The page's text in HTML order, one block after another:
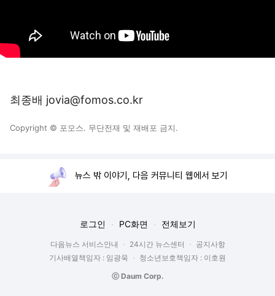
최종배 jovia@fomos.co.kr
Copyright © 포모스. 무단전재 및 재배포 금지.
뉴스 밖 이야기, 다음 커뮤니티 웹에서 보기
로그인 PC화면 전체보기
다음뉴스 서비스안내 24시간 뉴스센터
공지사항
기사배열책임자 : 임광욱
청소년보호책임자 : 이호원
ⓒ Daum Corp.